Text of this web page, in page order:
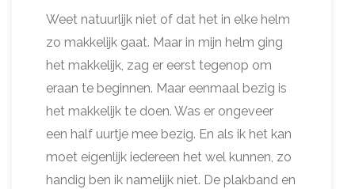
Weet natuurlijk niet of dat het in elke helm
zo makkelijk gaat. Maar in mijn helm ging
het makkelijk, zag er eerst tegenop om
eraan te beginnen. Maar eenmaal bezig is
het makkelijk te doen. Was er ongeveer
een half uurtje mee bezig. En als ik het kan
moet eigenlijk iedereen het wel kunnen, zo
handig ben ik namelijk niet. De plakband en